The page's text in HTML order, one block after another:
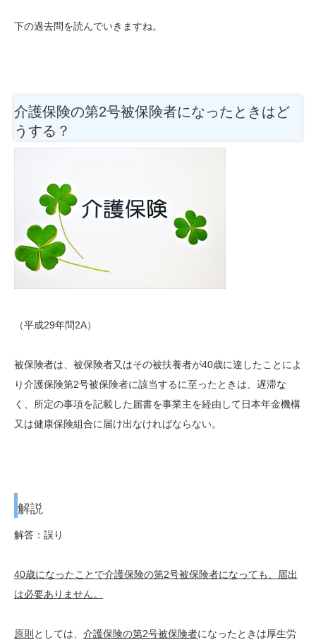
下の過去問を読んでいきますね。
介護保険の第2号被保険者になったときはど
うする？
（平成29年問2A）
被保険者は、被保険者又はその被扶養者が40歳に達したことによ
り介護保険第2号被保険者に該当するに至ったときは、遅滞な
く、所定の事項を記載した届書を事業主を経由して日本年金機構
又は健康保険組合に届け出なければならない。
解説
解答：誤り
40歳になったことで介護保険の第2号被保険者になっても、届出
は必要ありません。
原則 としては、 介護保険の第2号被保険者になったときは厚生労